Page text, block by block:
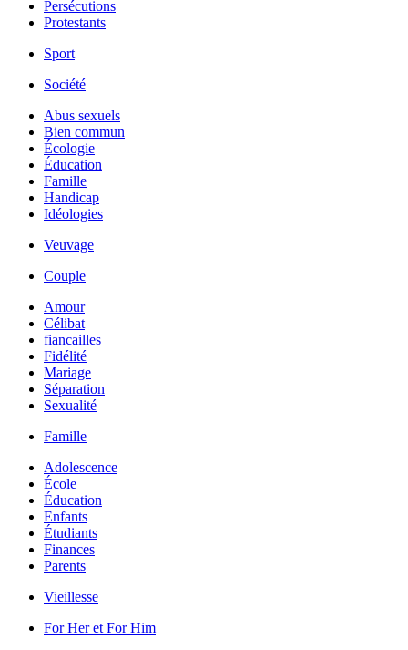
Persécutions
Protestants
Sport
Société
Abus sexuels
Bien commun
Écologie
Éducation
Famille
Handicap
Idéologies
Veuvage
Couple
Amour
Célibat
fiancailles
Fidélité
Mariage
Séparation
Sexualité
Famille
Adolescence
École
Éducation
Enfants
Étudiants
Finances
Parents
Vieillesse
For Her et For Him